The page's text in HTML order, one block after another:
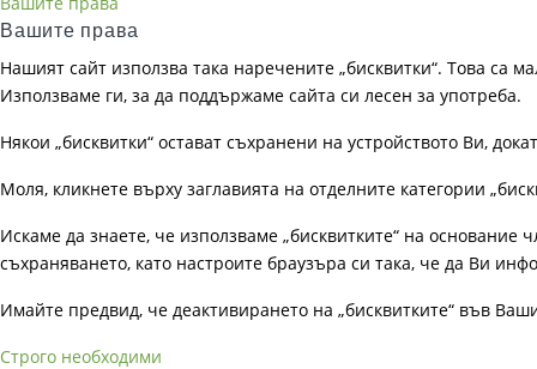
Вашите права
Нашият сайт използва така наречените „бисквитки“. Това са
Използваме ги, за да поддържаме сайта си лесен за употреба.
Някои „бисквитки“ остават съхранени на устройството Ви,
Моля, кликнете върху заглавията на отделните категории
Искаме да знаете, че използваме „бисквитките“ на основание
съхраняването, като настроите браузъра си така, че да Ви
Имайте предвид, че деактивирането на „бисквитките“ във
Строго необходими